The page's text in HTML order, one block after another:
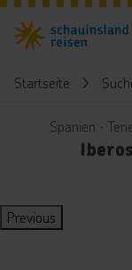
Startseite
Spanien ∙
Previous